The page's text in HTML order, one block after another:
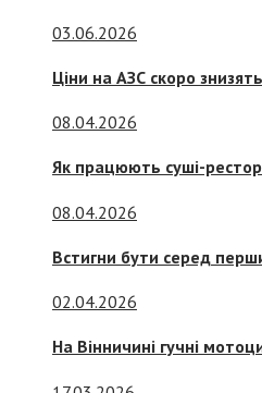
03.06.2026
Ціни на АЗС скоро
08.04.2026
Як працюють суші-
08.04.2026
Встигни бути серед
02.04.2026
На Вінничині гучні